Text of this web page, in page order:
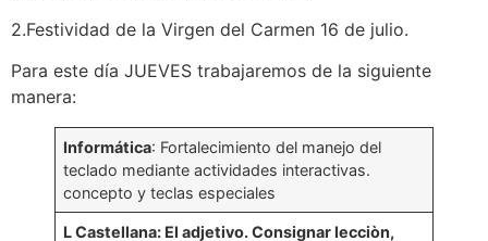
2.Festividad de la Virgen del Carmen 16 de julio.
Para este día JUEVES trabajaremos de la siguiente
manera:
Informática: Fortalecimiento del manejo del
teclado mediante actividades interactivas.
concepto y teclas especiales
L Castellana: El adjetivo. Consignar lecciòn,